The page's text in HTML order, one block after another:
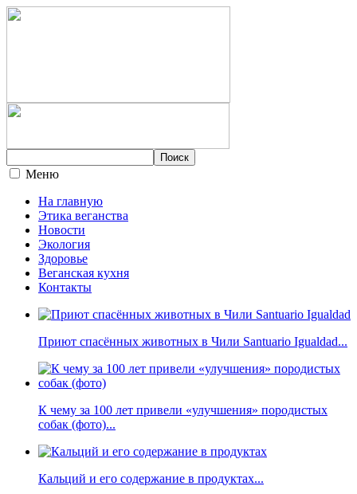
Меню
На главную
Этика веганства
Новости
Экология
Здоровье
Веганская кухня
Контакты
Приют спасённых животных в Чили Santuario Igualdad...
К чему за 100 лет привели «улучшения» породистых
собак (фото)...
Кальций и его содержание в продуктах...